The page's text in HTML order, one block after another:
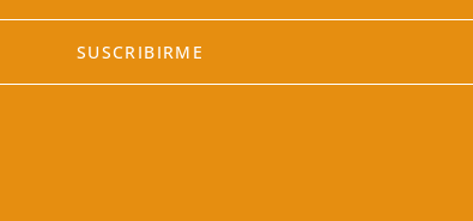
SUSCRIBIRME